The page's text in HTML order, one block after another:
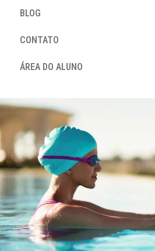
BLOG
CONTATO
ÁREA DO ALUNO